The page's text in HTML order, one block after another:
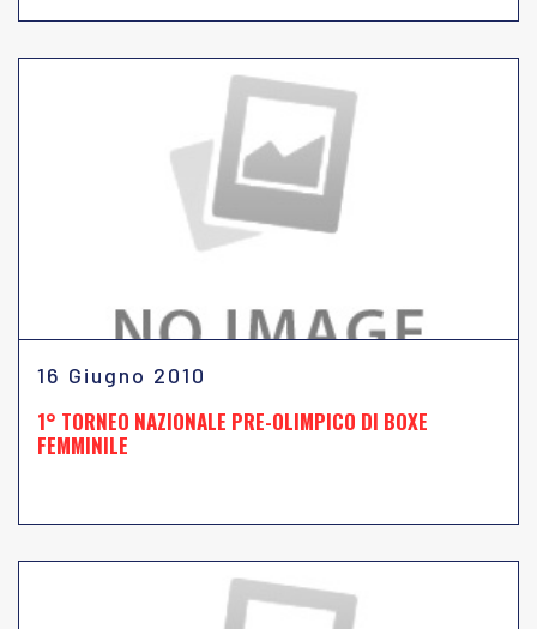
16 Giugno 2010
1° TORNEO NAZIONALE PRE-OLIMPICO DI BOXE
FEMMINILE